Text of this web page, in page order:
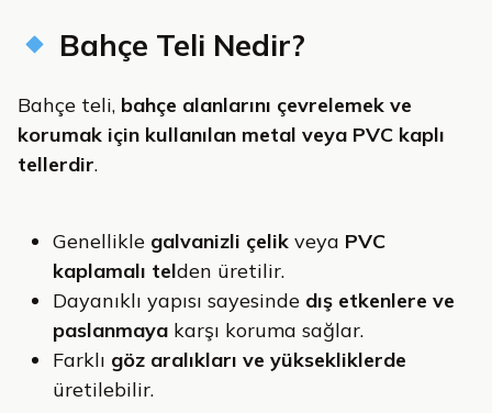
Bahçe Teli Nedir?
Bahçe teli, bahçe alanlarını çevrelemek ve
korumak için kullanılan metal veya PVC kaplı
tellerdir.
Genellikle galvanizli çelik veya PVC
kaplamalı telden üretilir.
Dayanıklı yapısı sayesinde dış etkenlere ve
paslanmaya karşı koruma sağlar.
Farklı göz aralıkları ve yüksekliklerde
üretilebilir.